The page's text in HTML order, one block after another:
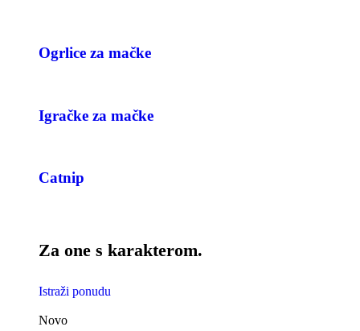
Ogrlice za mačke
Igračke za mačke
Catnip
Za one s karakterom.
Istraži ponudu
Novo